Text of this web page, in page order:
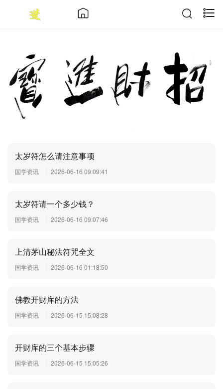
太岁符怎么请注意事项
国学资讯 2026-06-16 09:09:41
太岁符请一个多少钱？
国学资讯 2026-06-16 09:07:46
上清茅山秘法符咒全文
国学资讯 2026-06-16 01:18:50
佛教开财库的方法
国学资讯 2026-06-15 15:08:28
开财库的三个基本步骤
国学资讯 2026-06-15 15:05:26